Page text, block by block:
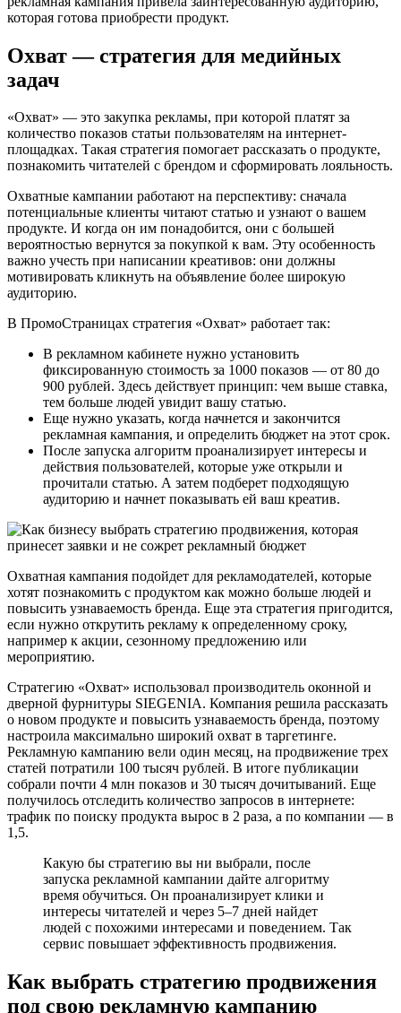
которая готова приобрести продукт.
Охват — стратегия для медийных
задач
«Охват» — это закупка рекламы, при которой платят за
количество показов статьи пользователям на интернет-
площадках. Такая стратегия помогает рассказать о продукте,
познакомить читателей с брендом и сформировать лояльность.
Охватные кампании работают на перспективу: сначала
потенциальные клиенты читают статью и узнают о вашем
продукте. И когда он им понадобится, они с большей
вероятностью вернутся за покупкой к вам. Эту особенность
важно учесть при написании креативов: они должны
мотивировать кликнуть на объявление более широкую
аудиторию.
В ПромоСтраницах стратегия «Охват» работает так:
В рекламном кабинете нужно установить
фиксированную стоимость за 1000 показов — от 80 до
900 рублей. Здесь действует принцип: чем выше ставка,
тем больше людей увидит вашу статью.
Еще нужно указать, когда начнется и закончится
рекламная кампания, и определить бюджет на этот срок.
После запуска алгоритм проанализирует интересы и
действия пользователей, которые уже открыли и
прочитали статью. А затем подберет подходящую
аудиторию и начнет показывать ей ваш креатив.
Охватная кампания подойдет для рекламодателей, которые
хотят познакомить с продуктом как можно больше людей и
повысить узнаваемость бренда. Еще эта стратегия пригодится,
если нужно открутить рекламу к определенному сроку,
например к акции, сезонному предложению или
мероприятию.
Стратегию «Охват» использовал производитель оконной и
дверной фурнитуры SIEGENIA. Компания решила рассказать
о новом продукте и повысить узнаваемость бренда, поэтому
настроила максимально широкий охват в таргетинге.
Рекламную кампанию вели один месяц, на продвижение трех
статей потратили 100 тысяч рублей. В итоге публикации
собрали почти 4 млн показов и 30 тысяч дочитываний. Еще
получилось отследить количество запросов в интернете:
трафик по поиску продукта вырос в 2 раза, а по компании — в
1,5.
Какую бы стратегию вы ни выбрали, после
запуска рекламной кампании дайте алгоритму
время обучиться. Он проанализирует клики и
интересы читателей и через 5–7 дней найдет
людей с похожими интересами и поведением. Так
сервис повышает эффективность продвижения.
Как выбрать стратегию продвижения
под свою рекламную кампанию